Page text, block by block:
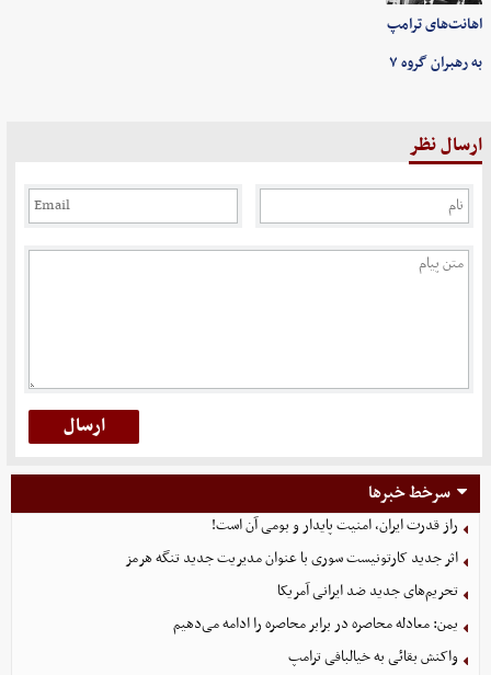
اهانت‌های ترامپ
به رهبران گروه ۷
ارسال نظر
سرخط خبرها
راز قدرت ایران، امنیت پایدار و بومی آن است!
اثر جدید کارتونیست سوری با عنوان مدیریت جدید تنگه هرمز
تحریم‌های جدید ضد ایرانی آمریکا
یمن: معادله محاصره در برابر محاصره را ادامه می‌دهیم
واکنش بقائی به خیالبافی ترامپ